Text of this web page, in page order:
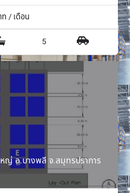
ท / เดือน
5
หญ่ อ.บางพลี จ.สมุทรปราการ